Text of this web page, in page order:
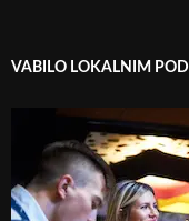
VABILO LOKALNIM